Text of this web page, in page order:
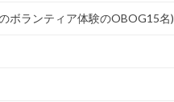
ボランティア体験のOBOG15名)